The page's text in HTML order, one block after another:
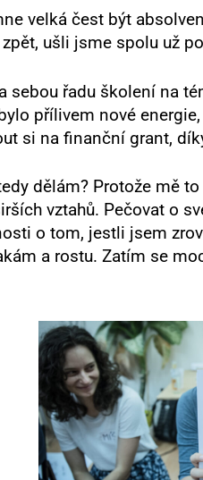
velká čest být
ušli jsme spolu už
sebou řadu školení na
přílivem nové
si na finanční grant,
dělám? Protože mě
vztahů. Pečovat o
o tom, jestli jsem
a rostu. Zatím se